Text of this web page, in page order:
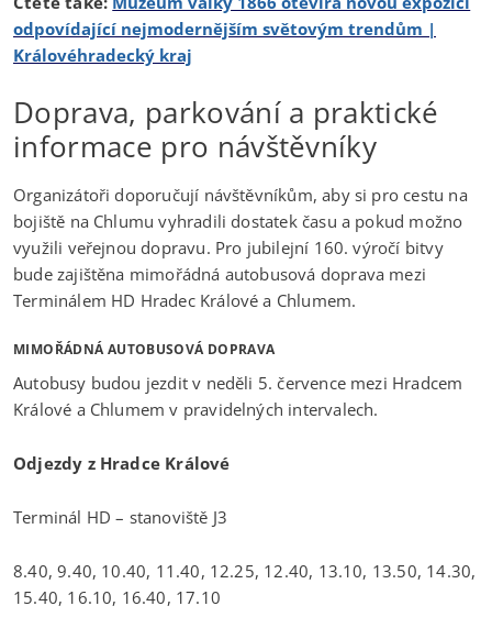
odpovídající nejmodernějším světovým trendům |
Královéhradecký kraj
Doprava, parkování a praktické
informace pro návštěvníky
Organizátoři doporučují návštěvníkům, aby si pro cestu na
bojiště na Chlumu vyhradili dostatek času a pokud možno
využili veřejnou dopravu. Pro jubilejní 160. výročí bitvy
bude zajištěna mimořádná autobusová doprava mezi
Terminálem HD Hradec Králové a Chlumem.
MIMOŘÁDNÁ AUTOBUSOVÁ DOPRAVA
Autobusy budou jezdit v neděli 5. července mezi Hradcem
Králové a Chlumem v pravidelných intervalech.
Odjezdy z Hradce Králové
Terminál HD – stanoviště J3
8.40, 9.40, 10.40, 11.40, 12.25, 12.40, 13.10, 13.50, 14.30,
15.40, 16.10, 16.40, 17.10